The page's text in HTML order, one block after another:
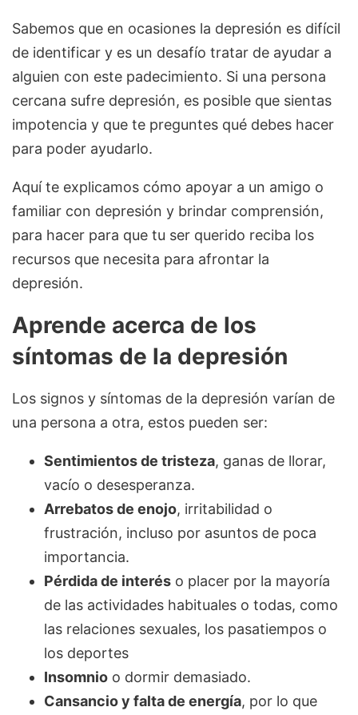
Sabemos que en ocasiones la depresión es difícil
de identificar y es un desafío tratar de ayudar a
alguien con este padecimiento. Si una persona
cercana sufre depresión, es posible que sientas
impotencia y que te preguntes qué debes hacer
para poder ayudarlo.
Aquí te explicamos cómo apoyar a un amigo o
familiar con depresión y brindar comprensión,
para hacer para que tu ser querido reciba los
recursos que necesita para afrontar la
depresión.
Aprende acerca de los
síntomas de la depresión
Los signos y síntomas de la depresión varían de
una persona a otra, estos pueden ser:
Sentimientos de tristeza, ganas de llorar,
vacío o desesperanza.
Arrebatos de enojo, irritabilidad o
frustración, incluso por asuntos de poca
importancia.
Pérdida de interés o placer por la mayoría
de las actividades habituales o todas, como
las relaciones sexuales, los pasatiempos o
los deportes
Insomnio o dormir demasiado.
Cansancio y falta de energía, por lo que